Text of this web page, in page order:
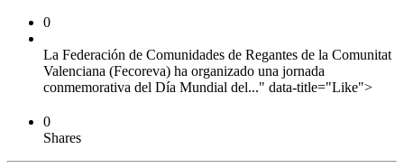
0
La Federación de Comunidades de Regantes de la Comunitat
Valenciana (Fecoreva) ha organizado una jornada
conmemorativa del Día Mundial del..." data-title="Like">
0
Shares